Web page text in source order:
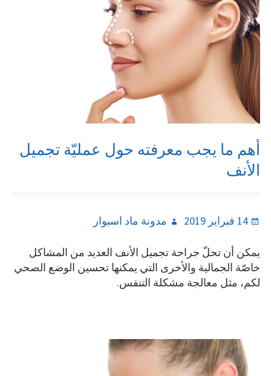
أهم ما يجب معرفته حول عمليّة تجميل
الأنف
Posted
14 فبراير 2019 Author
مدونة ماد اسبوار
يمكن أن تحلّ جراحة تجميل الأنف العديد من المشاكل
خاصّة الجمالية والأخرى التي يمكنها تحسين الوضع الصحي
لكم، مثل معالجة مشكلة التنفس.